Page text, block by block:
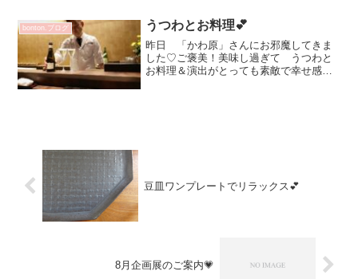
(^^)v子ども...
bonton.ブログ うつわとお料理💕
昨日 「かわ原」さんにお邪魔してきま
した♡ご褒美！美味し過ぎて うつわと
お料理＆演出がとっても素敵で幸せ感じ
豆皿ワンプレートでリラックス💕
8月企画展のご案内💗